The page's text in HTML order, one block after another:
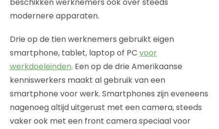
beschikken werknemers ook over steeds
modernere apparaten.
Drie op de tien werknemers gebruikt eigen
smartphone, tablet, laptop of PC voor
werkdoeleinden. Een op de drie Amerikaanse
kenniswerkers maakt al gebruik van een
smartphone voor werk. Smartphones zijn eveneens
nagenoeg altijd uitgerust met een camera, steeds
vaker ook met een front camera speciaal voor